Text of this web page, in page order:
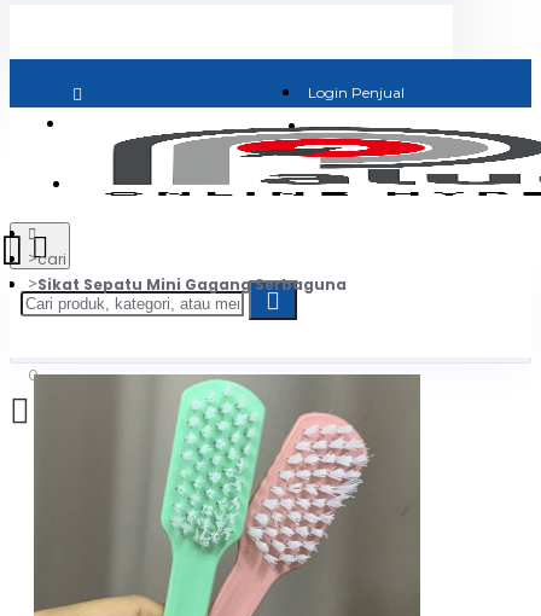
Login Penjual
Jadi Penjual
0
Daftar belanja Anda kosong!
cari
Sikat Sepatu Mini Gagang Serbaguna